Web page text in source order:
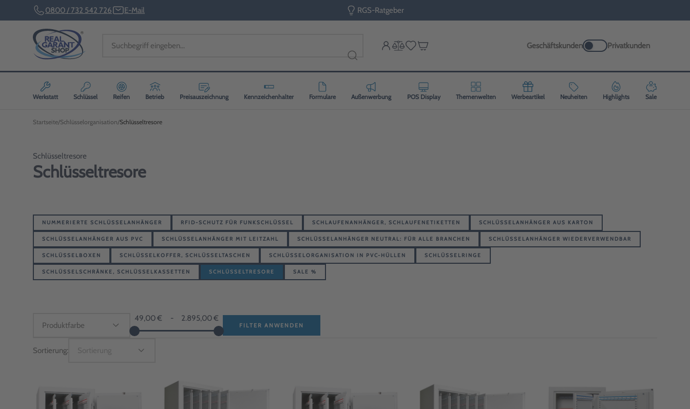
0800 / 732 542 726 E-Mail RGS-Ratgeber
Geschäftskunden Privatkunden
Werkstatt Schlüssel Reifen Betrieb Preisauszeichnung Kennzeichenhalter Formulare Außenwerbung POS Display Themenwelten Werbeartikel Neuheiten Highlights Sale
Startseite Schlüsselorganisation Schlüsseltresore
Schlüsseltresore
Schlüsseltresore
NUMMERIERTE SCHLÜSSELANHÄNGER RFID-SCHUTZ FÜR FUNKSCHLÜSSEL SCHLAUFENANHÄNGER, SCHLAUFENETIKETTEN SCHLÜSSELANHÄNGER AUS KARTON
SCHLÜSSELANHÄNGER AUS PVC SCHLÜSSELANHÄNGER MIT LEITZAHL SCHLÜSSELANHÄNGER NEUTRAL: FÜR ALLE BRANCHEN SCHLÜSSELANHÄNGER WIEDERVERWENDBAR
SCHLÜSSELBOXEN SCHLÜSSELKOFFER, SCHLÜSSELTASCHEN SCHLÜSSELORGANISATION IN PVC-HÜLLEN SCHLÜSSELRINGE
SCHLÜSSELSCHRÄNKE, SCHLÜSSELKASSETTEN SCHLÜSSELTRESORE SALE %
49,00 € - 2.895,00 €
FILTER ANWENDEN
Sortierung: Sortierung